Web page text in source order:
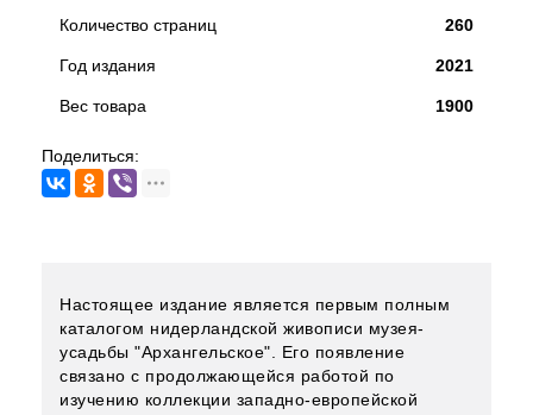
Количество страниц 260
Год издания 2021
Вес товара 1900
Поделиться:
Настоящее издание является первым полным
каталогом нидерландской живописи музея-
усадьбы "Архангельское". Его появление
связано с продолжающейся работой по
изучению коллекции западно-европейской